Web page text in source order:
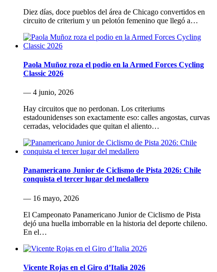
Diez días, doce pueblos del área de Chicago convertidos en
circuito de criterium y un pelotón femenino que llegó a…
Paola Muñoz roza el podio en la Armed Forces Cycling
Classic 2026
— 4 junio, 2026
Hay circuitos que no perdonan. Los criteriums
estadounidenses son exactamente eso: calles angostas, curvas
cerradas, velocidades que quitan el aliento…
Panamericano Junior de Ciclismo de Pista 2026: Chile
conquista el tercer lugar del medallero
— 16 mayo, 2026
El Campeonato Panamericano Junior de Ciclismo de Pista
dejó una huella imborrable en la historia del deporte chileno.
En el…
Vicente Rojas en el Giro d’Italia 2026